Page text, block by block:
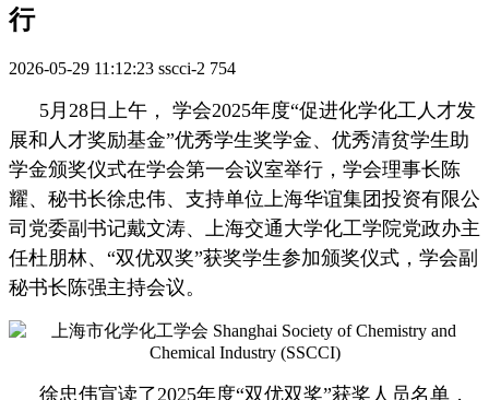
行
2026-05-29 11:12:23 sscci-2 754
5月28日上午， 学会2025年度“促进化学化工人才发
展和人才奖励基金”优秀学生奖学金、优秀清贫学生助
学金颁奖仪式在学会第一会议室举行，学会理事长陈
耀、秘书长徐忠伟、支持单位上海华谊集团投资有限公
司党委副书记戴文涛、上海交通大学化工学院党政办主
任杜朋林、“双优双奖”获奖学生参加颁奖仪式，学会副
秘书长陈强主持会议。
徐忠伟宣读了2025年度“双优双奖”获奖人员名单，